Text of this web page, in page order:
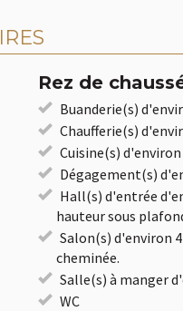
Rez de
Buanderie(s)
Chaufferie(s)
Cuisine(s) d'environ
Dégagement(s)
Hall(s) d'entrée
hauteur sous
Salon(s) d'environ
cheminée.
Salle(s) à manger
WC